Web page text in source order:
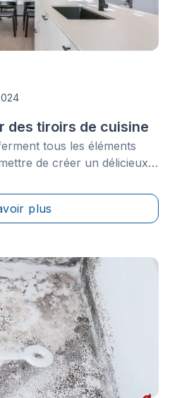
des tiroirs de cuisine
tous les éléments
de créer un délicieux
au cours de la
et se refermer, il est
menuiserie et même le
peut effectuer ce travail
plus